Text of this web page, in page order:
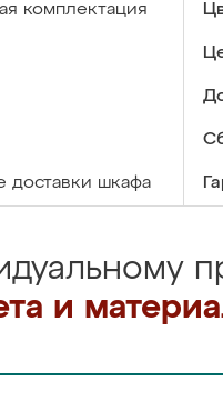
комплектация
доставки шкафа
и